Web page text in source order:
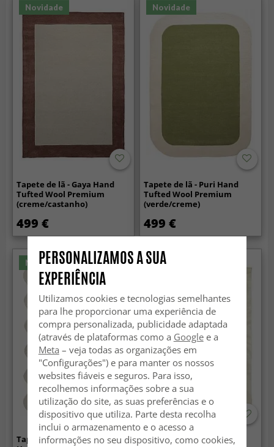
Novidade
Tapete de lã - Gaya Hand
Tufted Wool Premium
(creme/castanho)
499 €
Novidade
Tapete de lã - Puri Hand
Tufted Wool Premium
(verde/creme)
499 €
Novidade
Tapete de lã ondulado - Diu
Novidade
Tapete de lã - Aiz Hand
PERSONALIZAMOS A SUA
EXPERIÊNCIA
Utilizamos cookies e tecnologias semelhantes
para lhe proporcionar uma experiência de
compra personalizada, publicidade adaptada
(através de plataformas como a Googlee a
Meta – veja todas as organizações em
"Configurações") e para manter os nossos
websites fiáveis e seguros. Para isso,
recolhemos informações sobre a sua
utilização do site, as suas preferências e o
dispositivo que utiliza. Parte desta recolha
inclui o armazenamento e o acesso a
informações no seu dispositivo, como cookies,